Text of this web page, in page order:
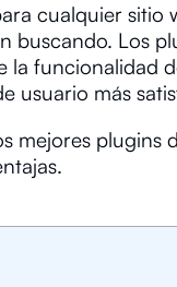
cualquier sitio
buscando. Los
funcionalidad
usuario más
mejores plugins